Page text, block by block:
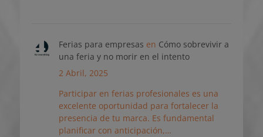
Ferias para empresas en Cómo sobrevivir a
una feria y no morir en el intento
2 Abril, 2025
Participar en ferias profesionales es una
excelente oportunidad para fortalecer la
presencia de tu marca. Es fundamental
planificar con anticipación,…